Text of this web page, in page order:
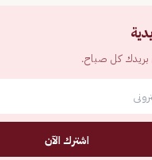
بريدك كل صباح.
اشترك الآن